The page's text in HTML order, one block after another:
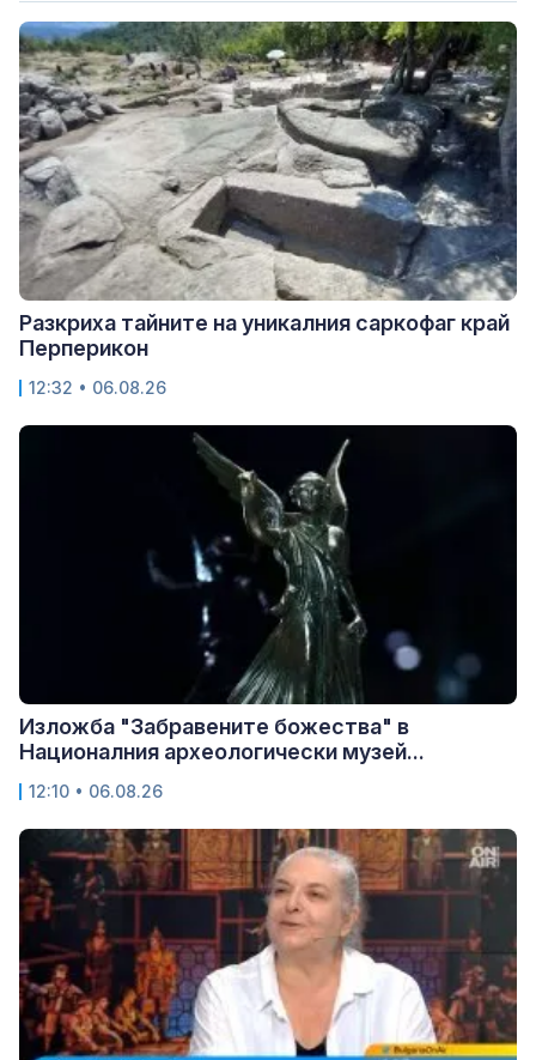
Разкриха тайните на уникалния саркофаг край
Перперикон
12:32 • 06.08.26
Изложба "Забравените божества" в
Националния археологически музей...
12:10 • 06.08.26